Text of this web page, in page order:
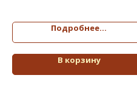
Подробнее...
В корзину